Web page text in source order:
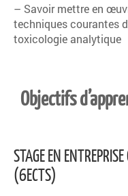
– Savoir mettre en
techniques courantes
toxicologie analytique
Objectifs
STAGE EN
(6ECTS)